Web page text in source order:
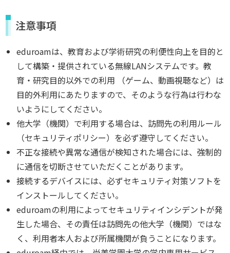
注意事項
eduroamは、教育および学術研究の利便性向上を目的と
して構築・提供されている無線LANシステムです。教
育・研究目的以外での利用 （ゲーム、動画視聴など）は
目的外利用にあたりますので、そのような行為は行わな
いようにしてください。
他大学（機関）で利用する場合は、訪問先の利用ルール
（セキュリティポリシー）を必ず遵守してください。
不正な接続や異常な通信が検知された場合には、強制的
に通信を切断させていただくことがあります。
接続するデバイスには、必ずセキュリティ対策ソフトを
インストールしてください。
eduroamの利用によってセキュリティインシデントが発
生した場合、その責任は訪問先の他大学（機関）ではな
く、利用者本人および所属機関が負うことになります。